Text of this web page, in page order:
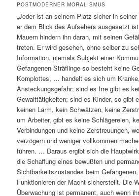
POSTMODERNER MORALISMUS
„Jeder ist an seinem Platz sicher in
er dem Blick des Aufsehers ausgesetzt
Mauern hindern ihn daran, mit seinen
treten. Er wird gesehen, ohne selber zu
Information, niemals Subjekt einer
Gefangenen Sträflinge so besteht keine
Komplottes, … handelt es sich um
Ansteckungsgefahr; sind es Irre gibt es
Gewalttätigkeiten; sind es Kinder, so gibt
keinen Lärm, kein Schwätzen, keine
um Arbeiter, gibt es keine Schlägereien,
Verbindungen und keine Zerstreuungen,
verzögern und weniger vollkommen
führen. … Daraus ergibt sich die
die Schaffung eines bewußten und
Sichtbarkeitszustandes beim
Funktionieren der Macht sicherstellt. Die
Überwachung ist permanent, auch wenn